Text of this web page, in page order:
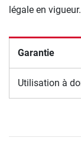
légale en vigueur.
Garantie
Utilisation à